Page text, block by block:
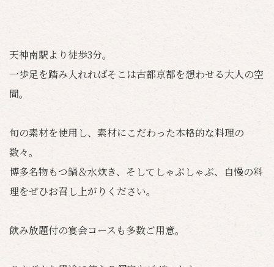
天神南駅より徒歩3分。
一歩足を踏み入れればそこは古都京都を想わせる大人の空
間。
旬の素材を使用し、素材にこだわった本格的な料理の
数々。
博多名物もつ鍋＆水炊き、そしてしゃぶしゃぶ、自慢の料
理をぜひお召し上がりください。
飲み放題付の宴会コースも多数ご用意。